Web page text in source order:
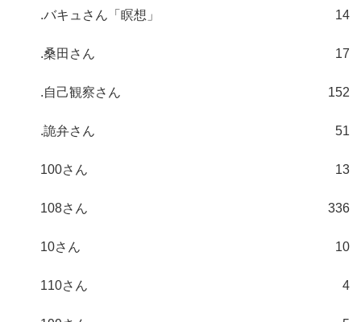
.バキュさん「瞑想」 14
.桑田さん 17
.自己観察さん 152
.詭弁さん 51
100さん 13
108さん 336
10さん 10
110さん 4